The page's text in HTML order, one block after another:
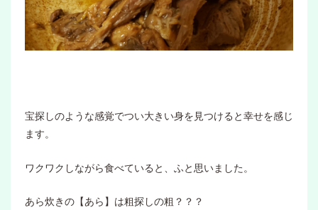
宝探しのような感覚でつい大きい身を見つけると幸せを感じ
ます。
ワクワクしながら食べていると、ふと思いました。
あら炊きの【あら】は粗探しの粗？？？